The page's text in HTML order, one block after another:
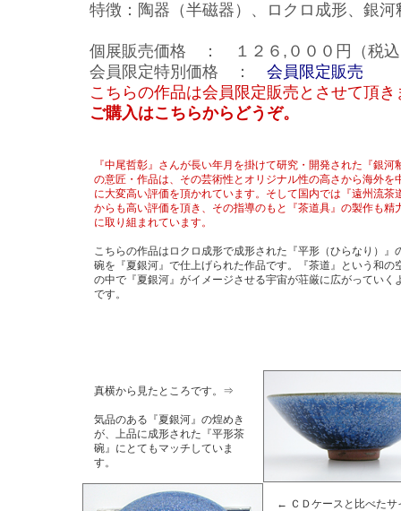
特徴：陶器（半磁器）、ロクロ成形、銀河
個展販売価格 ： １２６,０００円（税
会員限定特別価格 ： 会員限定販売
こちらの作品は会員限定販売とさせて頂き
ご購入はこちらからどうぞ。
『中尾哲彰』さんが長い年月を掛けて研究・開発された『銀河
の意匠・作品は、その芸術性とオリジナル性の高さから海外を
に大変高い評価を頂かれています。そして国内では『遠州流茶
からも高い評価を頂き、その指導のもと『茶道具』の製作も精
に取り組まれています。
こちらの作品はロクロ成形で成形された『平形（ひらなり）』
碗を『夏銀河』で仕上げられた作品です。『茶道』という和の
の中で『夏銀河』がイメージさせる宇宙が荘厳に広がっていく
です。
真横から見たところです。⇒
気品のある『夏銀河』の煌めき
が、上品に成形された『平形茶
碗』にとてもマッチしていま
す。
← ＣＤケースと比べたサ